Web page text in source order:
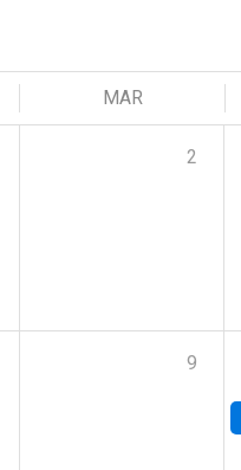
MAR
2
9